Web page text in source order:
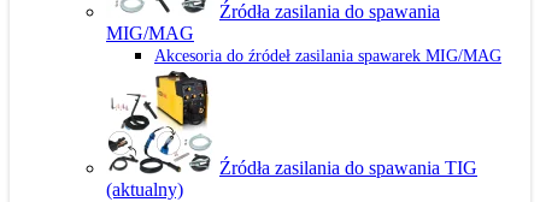
Źródła zasilania do spawania
MIG/MAG
Akcesoria do źródeł zasilania spawarek MIG/MAG
Źródła zasilania do spawania TIG
(aktualny)